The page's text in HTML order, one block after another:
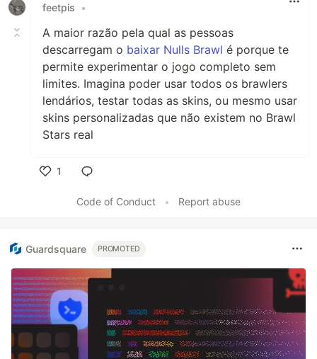
feetpis •
A maior razão pela qual as pessoas
descarregam o baixar Nulls Brawl é porque te
permite experimentar o jogo completo sem
limites. Imagina poder usar todos os brawlers
lendários, testar todas as skins, ou mesmo usar
skins personalizadas que não existem no Brawl
Stars real
1
Code of Conduct
• Report abuse
Guardsquare PROMOTED